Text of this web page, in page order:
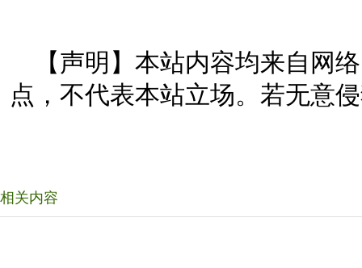
【声明】本站内容均来自网
点，不代表本站立场。若无意
相关内容